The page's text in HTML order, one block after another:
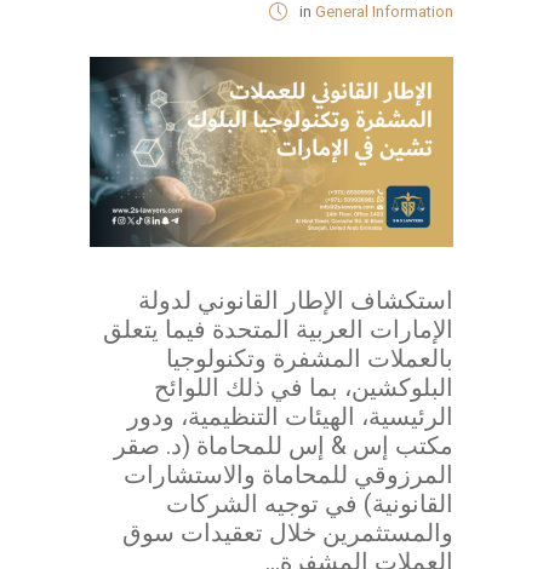
in General Information
استكشاف الإطار القانوني لدولة
الإمارات العربية المتحدة فيما يتعلق
بالعملات المشفرة وتكنولوجيا
البلوكشين، بما في ذلك اللوائح
الرئيسية، الهيئات التنظيمية، ودور
مكتب إس & إس للمحاماة (د. صقر
المرزوقي للمحاماة والاستشارات
القانونية) في توجيه الشركات
والمستثمرين خلال تعقيدات سوق
العملات المشفرة...